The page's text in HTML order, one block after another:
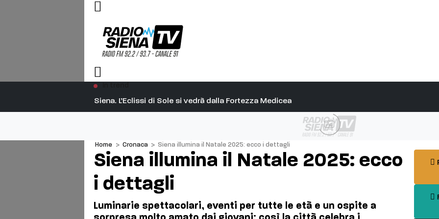
Siena. L’Eclissi di Sole si vedrà dalla Fortezza Medicea
Ad
Home > Cronaca > Siena illumina il Natale 2025: ecco i dettagli
Siena illumina il Natale 2025: ecco
i dettagli
Luminarie spettacolari, eventi per tutte le età e un ospite a